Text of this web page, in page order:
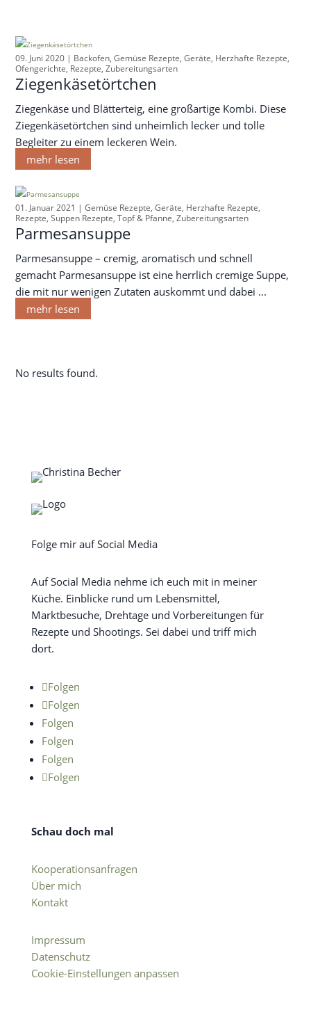
09. Juni 2020 | Backofen, Gemüse Rezepte, Geräte, Herzhafte Rezepte,
Ofengerichte, Rezepte, Zubereitungsarten
Ziegenkäsetörtchen
Ziegenkäse und Blätterteig, eine großartige Kombi. Diese
Ziegenkäsetörtchen sind unheimlich lecker und tolle
Begleiter zu einem leckeren Wein.
mehr lesen
01. Januar 2021 |Gemüse Rezepte, Geräte, Herzhafte Rezepte,
Rezepte, Suppen Rezepte, Topf & Pfanne, Zubereitungsarten
Parmesansuppe
Parmesansuppe – cremig, aromatisch und schnell
gemacht Parmesansuppe ist eine herrlich cremige Suppe,
die mit nur wenigen Zutaten auskommt und dabei ...
mehr lesen
No results found.
Folge mir auf Social Media
Auf Social Media nehme ich euch mit in meiner
Küche. Einblicke rund um Lebensmittel,
Marktbesuche, Drehtage und Vorbereitungen für
Rezepte und Shootings. Sei dabei und triff mich
dort.
Folgen
Folgen
Folgen
Folgen
Folgen
Folgen
Schau doch mal
Kooperationsanfragen
Über mich
Kontakt
Impressum
Datenschutz
Cookie-Einstellungen anpassen